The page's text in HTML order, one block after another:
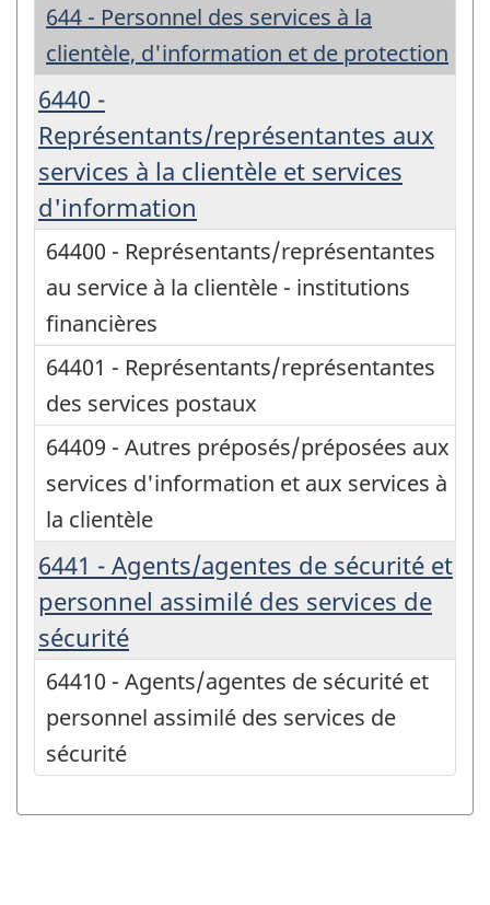
644 - Personnel des services à la
clientèle, d'information et de protection
6440 -
Représentants/représentantes aux
services à la clientèle et services
d'information
64400 - Représentants/représentantes
au service à la clientèle - institutions
financières
64401 - Représentants/représentantes
des services postaux
64409 - Autres préposés/préposées aux
services d'information et aux services à
la clientèle
6441 - Agents/agentes de sécurité et
personnel assimilé des services de
sécurité
64410 - Agents/agentes de sécurité et
personnel assimilé des services de
sécurité